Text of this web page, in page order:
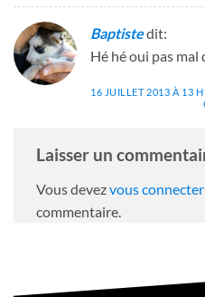
Baptistedit:
Hé hé oui pas
16 JUILLET 2013 À 13
Laisser un
Vous devezvous connecter
commentaire.